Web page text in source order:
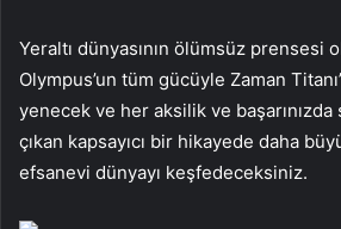
Yeraltı dünyasının ölümsüz prensesi
Olympus’un tüm gücüyle Zaman
yenecek ve her aksilik ve
çıkan kapsayıcı bir hikayede daha
efsanevi dünyayı keşfedeceksiniz.